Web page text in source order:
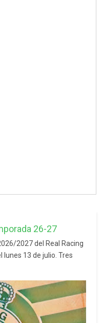
26-27
2027 del Real Racing
lunes 13 de julio. Tres